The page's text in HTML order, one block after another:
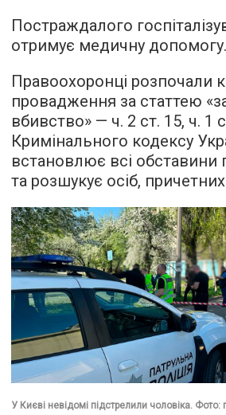
Постраждалого
отримує медичну допомогу.
Правоохоронці розпочали
провадження за статтею
вбивство» — ч. 2 ст. 15, ч. 1
Кримінального кодексу
встановлює всі обставини
та розшукує осіб,
У Києві невідомі підстрелили чоловіка. Фото: